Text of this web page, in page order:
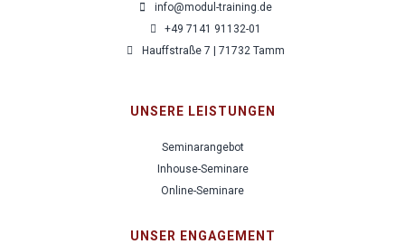
info@modul-training.de
+49 7141 91132-01
Hauffstraße 7 | 71732 Tamm
UNSERE LEISTUNGEN
Seminarangebot
Inhouse-Seminare
Online-Seminare
UNSER ENGAGEMENT